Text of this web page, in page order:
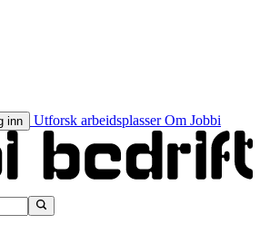
inn Utforsk arbeidsplasserOm Jobbi